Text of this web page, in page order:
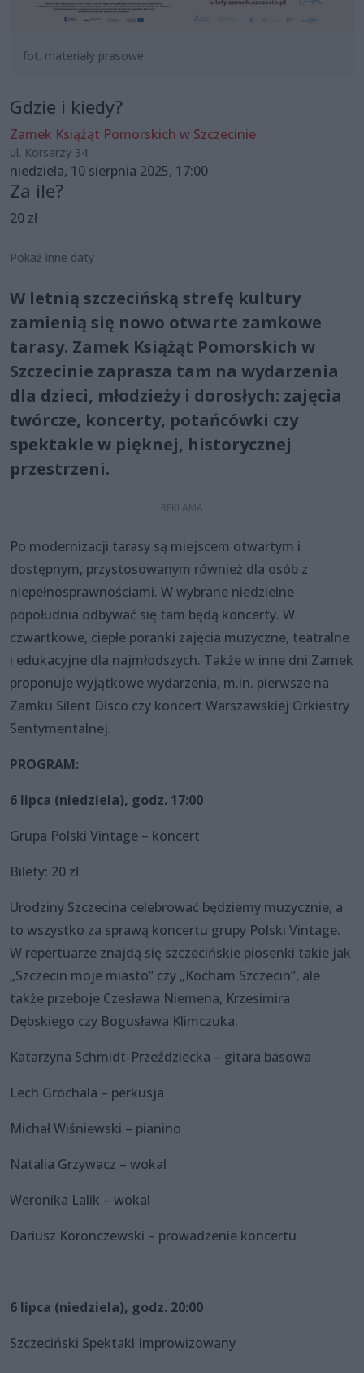
fot. materiały prasowe
Gdzie i kiedy?
Zamek Książąt Pomorskich w Szczecinie
ul. Korsarzy 34
niedziela, 10 sierpnia 2025, 17:00
Za ile?
20 zł
Pokaż inne daty
W letnią szczecińską strefę kultury
zamienią się nowo otwarte zamkowe
tarasy. Zamek Książąt Pomorskich w
Szczecinie zaprasza tam na wydarzenia
dla dzieci, młodzieży i dorosłych: zajęcia
twórcze, koncerty, potańcówki czy
spektakle w pięknej, historycznej
przestrzeni.
Po modernizacji tarasy są miejscem otwartym i
dostępnym, przystosowanym również dla osób z
niepełnosprawnościami. W wybrane niedzielne
popołudnia odbywać się tam będą koncerty. W
czwartkowe, ciepłe poranki zajęcia muzyczne, teatralne
i edukacyjne dla najmłodszych. Także w inne dni Zamek
proponuje wyjątkowe wydarzenia, m.in. pierwsze na
Zamku Silent Disco czy koncert Warszawskiej Orkiestry
Sentymentalnej.
PROGRAM:
6 lipca (niedziela), godz. 17:00
Grupa Polski Vintage – koncert
Bilety: 20 zł
Urodziny Szczecina celebrować będziemy muzycznie, a
to wszystko za sprawą koncertu grupy Polski Vintage.
W repertuarze znajdą się szczecińskie piosenki takie jak
„Szczecin moje miasto” czy „Kocham Szczecin”, ale
także przeboje Czesława Niemena, Krzesimira
Dębskiego czy Bogusława Klimczuka.
Katarzyna Schmidt-Przeździecka – gitara basowa
Lech Grochala – perkusja
Michał Wiśniewski – pianino
Natalia Grzywacz – wokal
Weronika Lalik – wokal
Dariusz Koronczewski – prowadzenie koncertu
6 lipca (niedziela), godz. 20:00
Szczeciński Spektakl Improwizowany